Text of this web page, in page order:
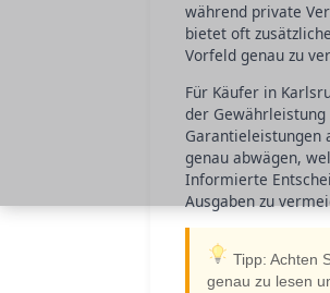
während private
bietet oft
Vorfeld genau zu
Für Käufer in
der
Garantieleistungen
genau abwägen,
Informierte
Ausgaben zu
Tipp: Achten
genau zu lesen